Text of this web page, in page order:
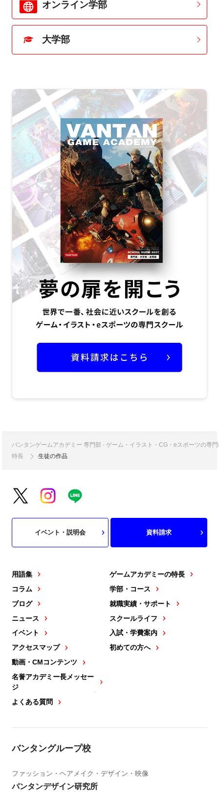
オンライン学部
大学部
バンタンゲームアカデミー 専門部 - ゲーム・イラスト・CG・eスポーツの専
特長
生徒の作品
用語集
コラム
ブログ
ニュース
イベント
アクセスマップ
動画・CMコンテンツ
名誉アカデミー長メッセー
ジ
よくある質問
ゲームアカデミーの特長
学部・コース
就職実績・サポート
スクールライフ
入試・学費案内
初めての方へ
イベント・説明会 資料請求
バンタングループ校
ファッション・ヘアメイク・デザイン・映像
バンタンデザイン研究所